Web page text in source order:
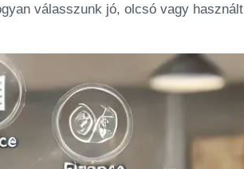
válasszunk jó, olcsó vagy használt